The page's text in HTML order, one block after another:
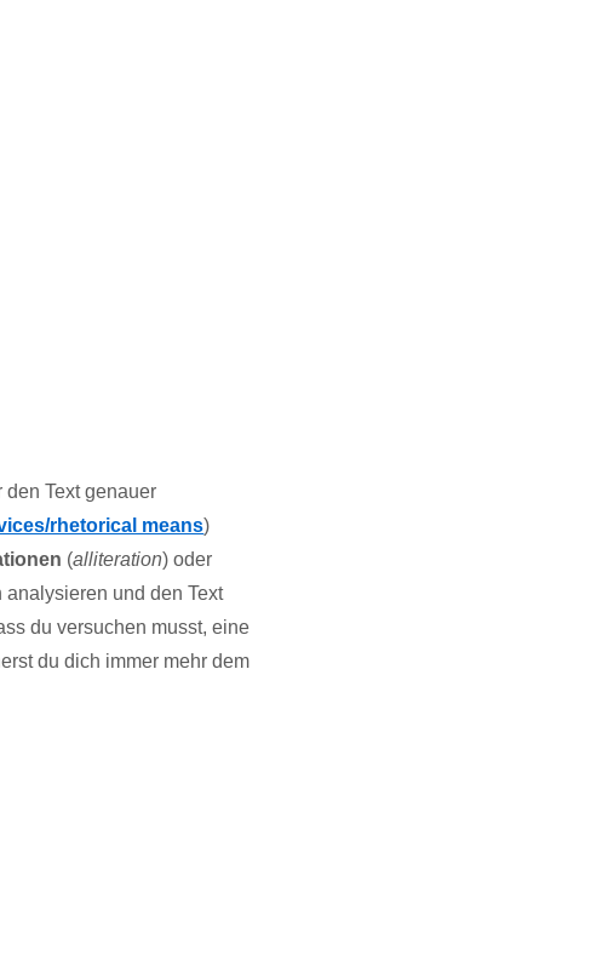
den Text genauer
rhetorical means)
(alliteration) oder
analysieren und den Text
du versuchen musst, eine
du dich immer mehr dem